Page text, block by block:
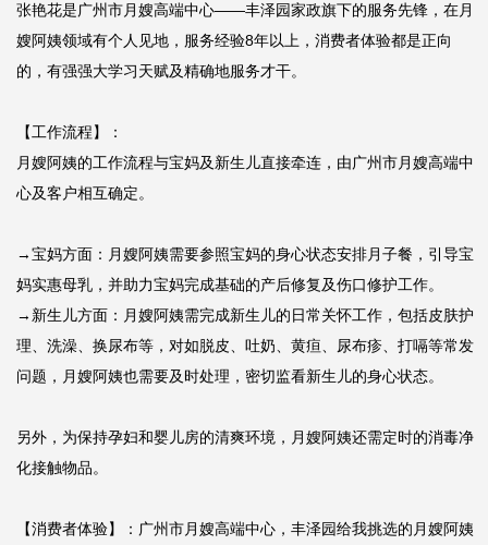
张艳花是广州市月嫂高端中心——丰泽园家政旗下的服务先锋，在月
嫂阿姨领域有个人见地，服务经验8年以上，消费者体验都是正向
的，有强强大学习天赋及精确地服务才干。
【工作流程】：
月嫂阿姨的工作流程与宝妈及新生儿直接牵连，由广州市月嫂高端中
心及客户相互确定。
→宝妈方面：月嫂阿姨需要参照宝妈的身心状态安排月子餐，引导宝
妈实惠母乳，并助力宝妈完成基础的产后修复及伤口修护工作。
→新生儿方面：月嫂阿姨需完成新生儿的日常关怀工作，包括皮肤护
理、洗澡、换尿布等，对如脱皮、吐奶、黄疸、尿布疹、打嗝等常发
问题，月嫂阿姨也需要及时处理，密切监看新生儿的身心状态。
另外，为保持孕妇和婴儿房的清爽环境，月嫂阿姨还需定时的消毒净
化接触物品。
【消费者体验】：广州市月嫂高端中心，丰泽园给我挑选的月嫂阿姨